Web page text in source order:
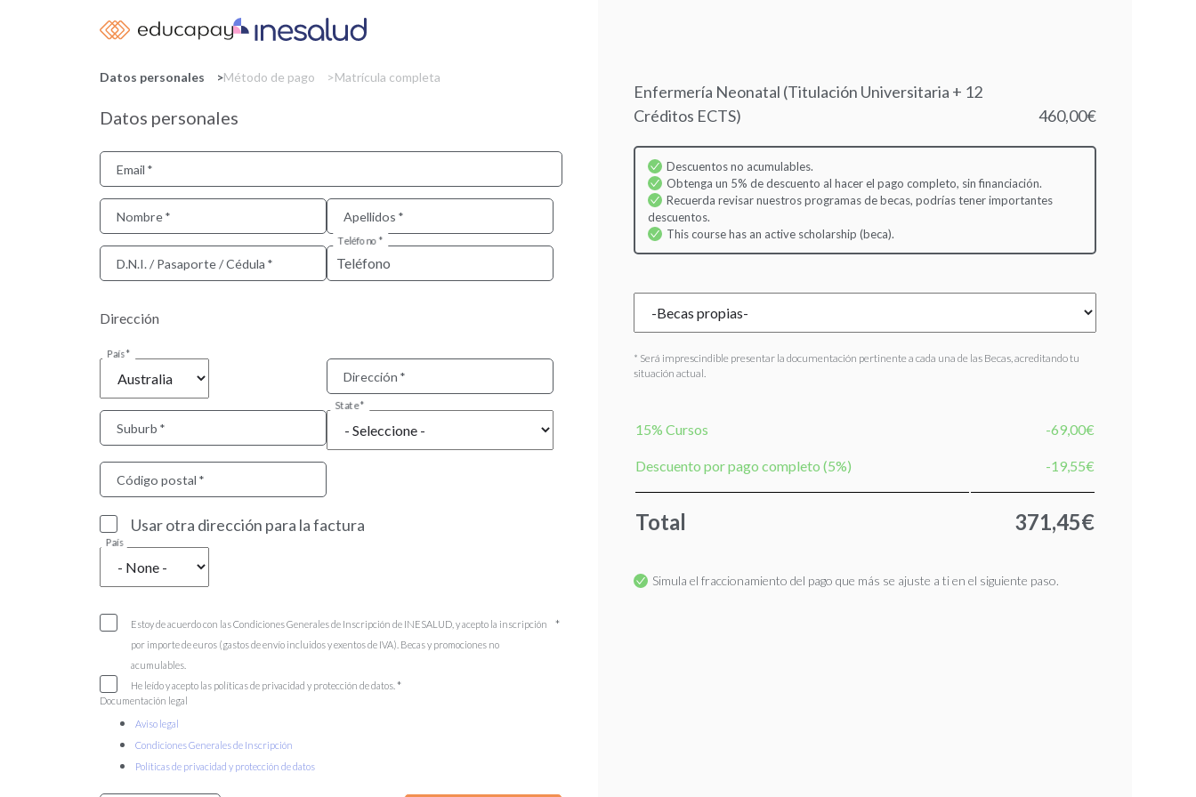
Datos personales Método de pago Matrícula completa
Datos personales
Email
Nombre Apellidos
D.N.I. / Pasaporte / Cédula
Teléfono
Dirección
País
Dirección
Suburb
State
Código postal
Usar otra dirección para la factura
País
Estoy de acuerdo con las Condiciones Generales de Inscripción de INESALUD, y acepto la inscripción
por importe de euros (gastos de envío incluidos y exentos de IVA). Becas y promociones no
acumulables.
He leído y acepto las políticas de privacidad y protección de datos.
Documentación legal
Aviso legal
Condiciones Generales de Inscripción
Políticas de privacidad y protección de datos
Enfermería Neonatal (Titulación Universitaria + 12
Créditos ECTS)
460,00€
Descuentos no acumulables.
Obtenga un 5% de descuento al hacer el pago completo, sin financiación.
Recuerda revisar nuestros programas de becas, podrías tener importantes
descuentos.
This course has an active scholarship (beca).
* Será imprescindible presentar la documentación pertinente a cada una de las Becas, acreditando tu
situación actual.
15% Cursos -69,00€
Descuento por pago completo (5%) -19,55€
Total 371,45€
Simula el fraccionamiento del pago que más se ajuste a ti en el siguiente paso.